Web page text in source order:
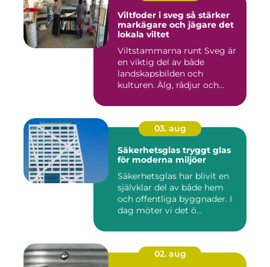
Viltfoder i sveg så stärker
markägare och jägare det
lokala viltet
Viltstammarna runt Sveg är
en viktig del av både
landskapsbilden och
kulturen. Älg, rådjur och
03. aug
Säkerhetsglas tryggt glas
för moderna miljöer
Säkerhetsglas har blivit en
självklar del av både hem
och offentliga byggnader. I
dag möter vi det ö...
02. aug